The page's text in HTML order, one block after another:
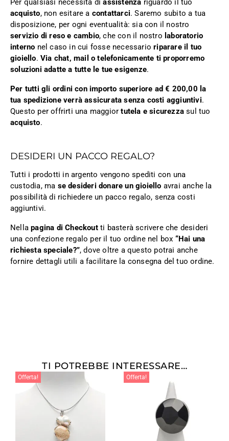
Per qualsiasi necessità diassistenza riguardo il tuo
acquisto, non esitare a contattarci. Saremo subito a tua
disposizione, per ogni eventualità: sia con il nostro
servizio di reso e cambio, che con il nostro laboratorio
interno nel caso in cui fosse necessarioriparare il tuo
gioiello.Via chat, mail o telefonicamente ti proporremo
soluzioni adatte a tutte le tue esigenze.
Per tutti gli ordini con importo superiore ad € 200,00 la
tua spedizione verrà assicurata senza costi aggiuntivi.
Questo per offrirti una maggiortutela e sicurezza sul tuo
acquisto.
DESIDERI UN PACCO REGALO?
Tutti i prodotti in argento vengono spediti con una
custodia, ma se desideri donare un gioiello avrai anche la
possibilità di richiedere un pacco regalo, senza costi
aggiuntivi.
Nellapagina di Checkoutti basterà scrivere che desideri
una confezione regalo per il tuo ordine nel box “Hai una
richiesta speciale?”, dove oltre a questo potrai anche
fornire dettagli utili a facilitare la consegna del tuo ordine.
TI POTREBBE INTERESSARE…
Offerta! Offerta!